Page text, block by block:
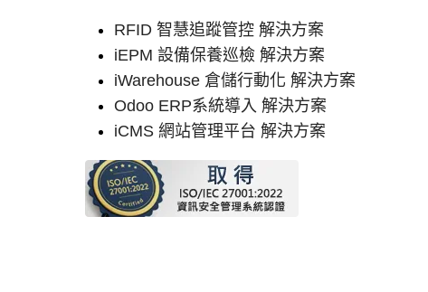
RFID 智慧追蹤管控 解決方案
iEPM 設備保養巡檢 解決方案
iWarehouse 倉儲行動化 解決方案
Odoo ERP系統導入 解決方案
iCMS 網站管理平台 解決方案